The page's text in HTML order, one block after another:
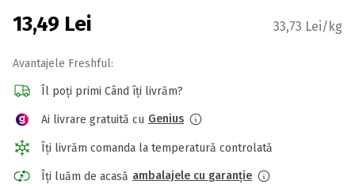
13,49 Lei 33,73 Lei/kg
Avantajele Freshful:
Îl poți primi Când îți livrăm?
Ai livrare gratuită cu Genius
Îți livrăm comanda la temperatură controlată
Îți luăm de acasă ambalajele cu garanție